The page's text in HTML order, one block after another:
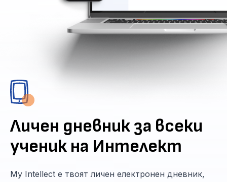
Личен дневник за всеки
ученик на Интелект
My Intellect е твоят личен електронен дневник,